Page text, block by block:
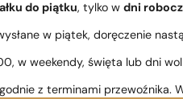
do piątku, tylko w dni
w piątek, doręczenie
w weekendy, święta lub dni
z terminami przewoźnika.